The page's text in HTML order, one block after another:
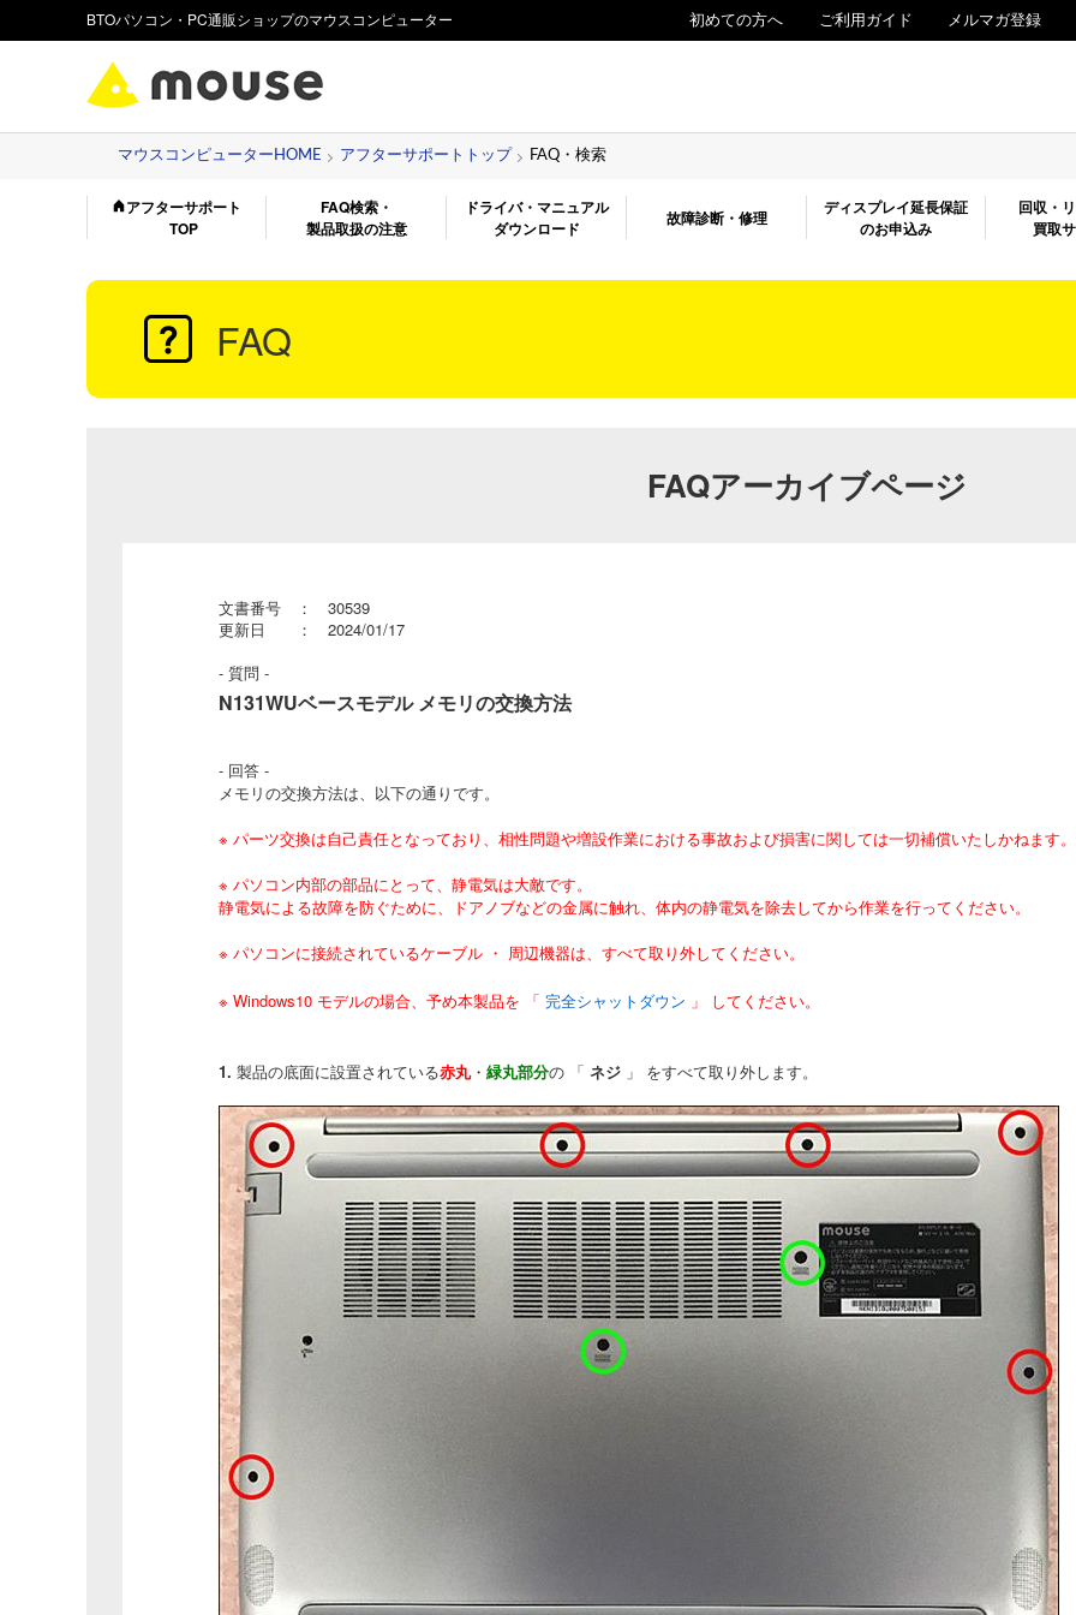
BTOパソコン・PC通販ショップのマウスコンピューター 初めての方へ ご利用ガイド メルマガ登録
マウスコンピューターHOME アフターサポートトップ FAQ・検索
アフターサポート
TOP
FAQ検索・
製品取扱の注意
ドライバ・マニュアル
ダウンロード
故障診断・修理
ディスプレイ延長保証
のお申込み
回収・
買取
FAQ
FAQアーカイブページ
文書番号 ： 30539
更新日 ： 2024/01/17
- 質問 -
N131WUベースモデル メモリの交換方法
- 回答 -
メモリの交換方法は、以下の通りです。
※ パーツ交換は自己責任となっており、相性問題や増設作業における事故および損害に関しては一切補償いたしかねます。
※ パソコン内部の部品にとって、静電気は大敵です。
静電気による故障を防ぐために、ドアノブなどの金属に触れ、体内の静電気を除去してから作業を行ってください。
※ パソコンに接続されているケーブル ・ 周辺機器は、すべて取り外してください。
※ Windows10 モデルの場合、予め本製品を 「 完全シャットダウン 」 してください。
1. 製品の底面に設置されている赤丸・ 緑丸部分の 「 ネジ 」 をすべて取り外します。